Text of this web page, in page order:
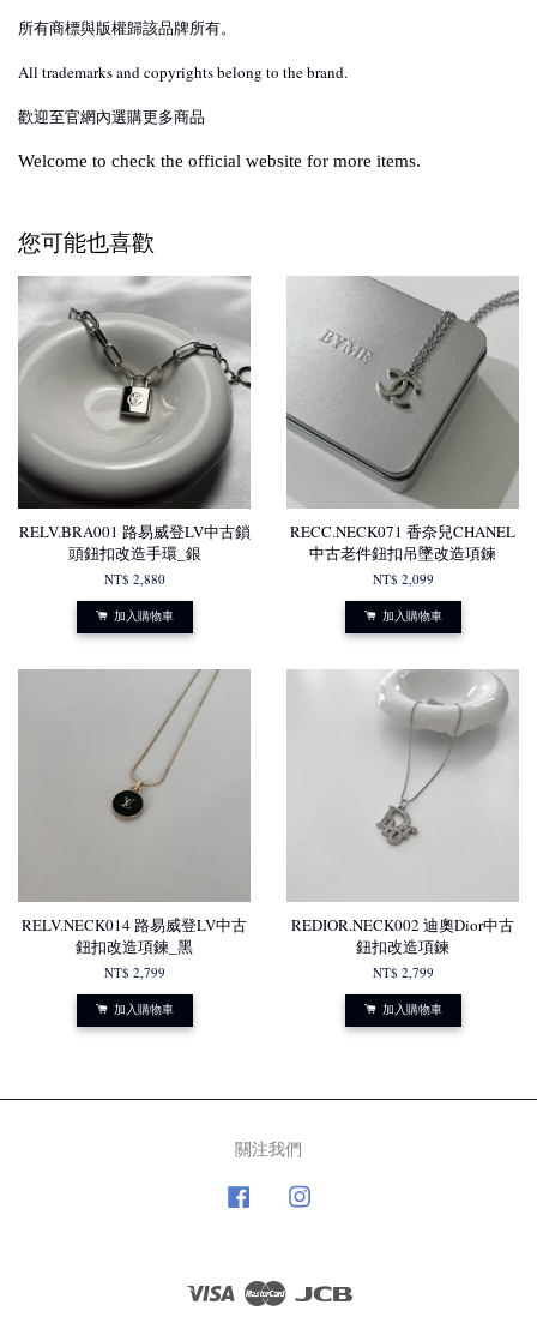
所有商標與版權歸該品牌所有。
All trademarks and copyrights belong to the brand.
歡迎至官網內選購更多商品
Welcome to check the official website for more items.
您可能也喜歡
RELV.BRA001 路易威登LV中古鎖
頭鈕扣改造手環_銀
NT$ 2,880
加入購物車
RECC.NECK071 香奈兒CHANEL
中古老件鈕扣吊墜改造項鍊
NT$ 2,099
加入購物車
RELV.NECK014 路易威登LV中古
鈕扣改造項鍊_黑
NT$ 2,799
加入購物車
REDIOR.NECK002 迪奧Dior中古
鈕扣改造項鍊
NT$ 2,799
加入購物車
關注我們
Facebook
Visa Master